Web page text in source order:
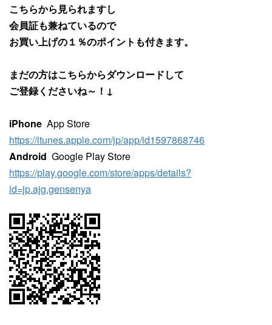
こちらから見られますし
会員証も兼ねているので
お買い上げの１％のポイントも付きます。
まだの方はこちらからダウンロードして
ご登録くださいね～！↓
iPhone App Store
https://itunes.apple.com/jp/app/id1597868746
Android Google Play Store
https://play.google.com/store/apps/details?
id=jp.ajg.gensenya